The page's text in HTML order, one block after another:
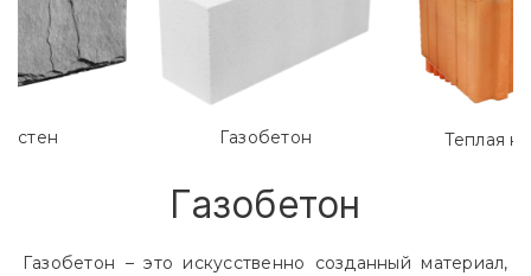
Газобетон Теплая
Газобетон
Газобетон – это искусственно созданный материал,